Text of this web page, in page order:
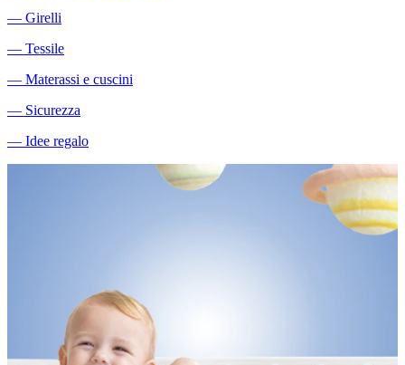
― Girelli
― Tessile
― Materassi e cuscini
― Sicurezza
― Idee regalo